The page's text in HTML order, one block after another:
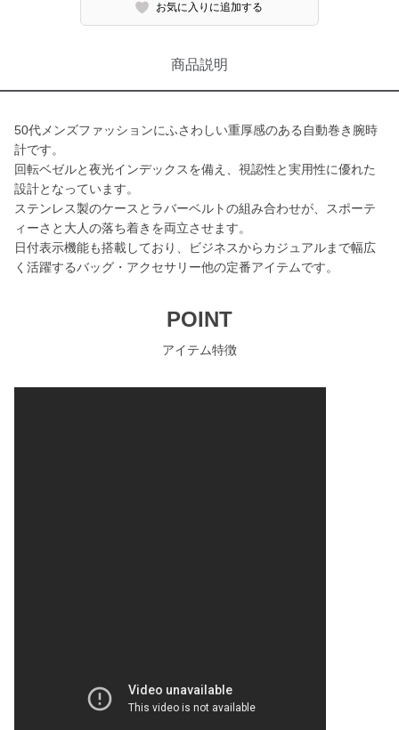
お気に入りに追加する
商品説明
50代メンズファッションにふさわしい重厚感のある自動巻き腕時
計です。
回転ベゼルと夜光インデックスを備え、視認性と実用性に優れた
設計となっています。
ステンレス製のケースとラバーベルトの組み合わせが、スポーテ
ィーさと大人の落ち着きを両立させます。
日付表示機能も搭載しており、ビジネスからカジュアルまで幅広
く活躍するバッグ・アクセサリー他の定番アイテムです。
POINT
アイテム特徴